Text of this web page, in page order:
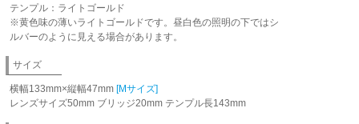
テンプル：ライトゴールド
※黄色味の薄いライトゴールドです。昼白色の照明の下ではシ
ルバーのように見える場合があります。
サイズ
横幅133mm×縦幅47mm [Mサイズ]
レンズサイズ50mm ブリッジ20mm テンプル長143mm